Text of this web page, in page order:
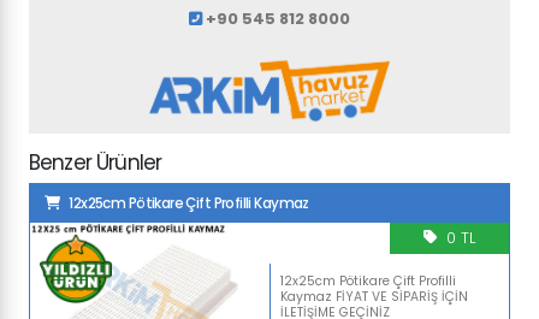
+90 545 812 8000
Benzer Ürünler
12x25cm Pötikare Çift Profilli Kaymaz
12x25cm Pötikare Çift Profilli
Kaymaz FİYAT VE SİPARİŞ İÇİN
İLETİŞİME GEÇİNİZ
0 TL